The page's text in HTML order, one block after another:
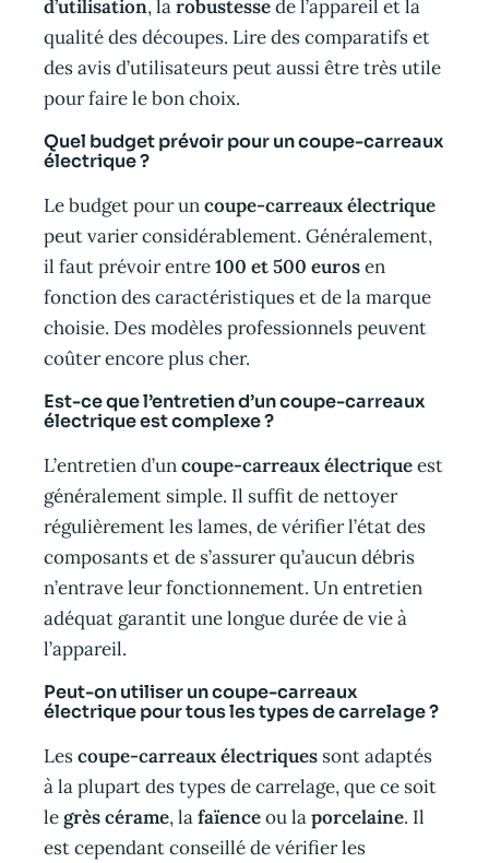
d’utilisation, larobustessede l’appareil et la
qualité des découpes. Lire des comparatifs et
des avis d’utilisateurs peut aussi être très utile
pour faire le bon choix.
Quel budget prévoir pour un coupe-carreaux
électrique ?
Le budget pour uncoupe-carreaux électrique
peut varier considérablement. Généralement,
il faut prévoir entre100 et 500 eurosen
fonction des caractéristiques et de la marque
choisie. Des modèles professionnels peuvent
coûter encore plus cher.
Est-ce que l’entretien d’un coupe-carreaux
électrique est complexe ?
L’entretien d’uncoupe-carreaux électriqueest
généralement simple. Il suffit de nettoyer
régulièrement les lames, de vérifier l’état des
composants et de s’assurer qu’aucun débris
n’entrave leur fonctionnement. Un entretien
adéquat garantit une longue durée de vie à
l’appareil.
Peut-on utiliser un coupe-carreaux
électrique pour tous les types de carrelage ?
Lescoupe-carreaux électriques sont adaptés
à la plupart des types de carrelage, que ce soit
legrès cérame, lafaïenceou laporcelaine. Il
est cependant conseillé de vérifier les